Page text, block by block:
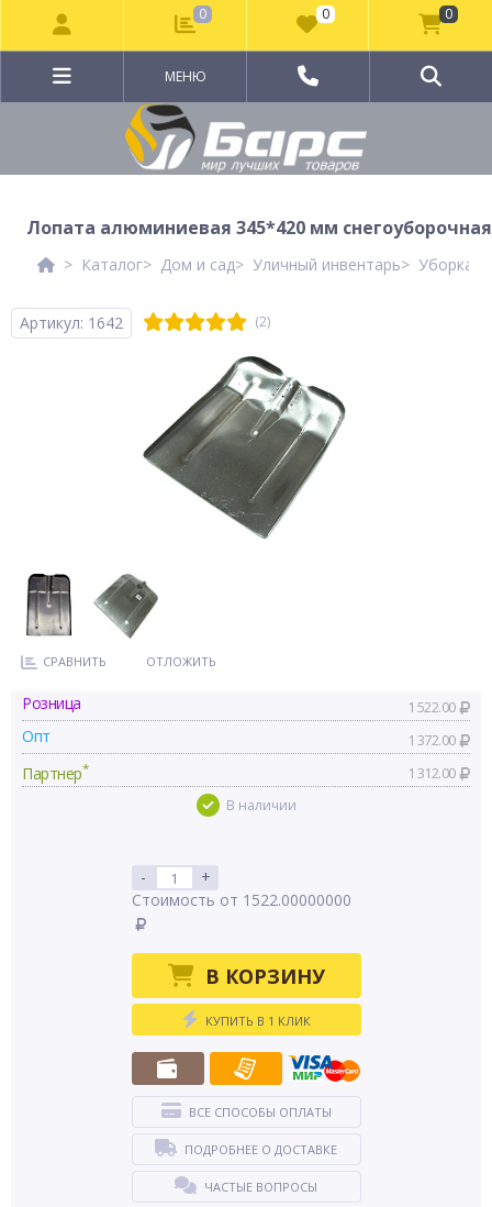
МЕНЮ
Лопата алюминиевая 345*420 мм снегоуборочная
Каталог Дом и сад Уличный инвентарь Уборка
Артикул: 1642 (2)
СРАВНИТЬ ОТЛОЖИТЬ
Розница 1 522.00
Опт 1 372.00
Партнер* 1 312.00
В наличии
-
+
Стоимость от 1522.00000000
В КОРЗИНУ
КУПИТЬ В 1 КЛИК
ВСЕ СПОСОБЫ ОПЛАТЫ
ПОДРОБНЕЕ О ДОСТАВКЕ
ЧАСТЫЕ ВОПРОСЫ
0 0 0